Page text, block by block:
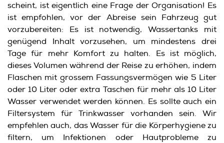
scheint, ist eigentlich eine Frage der Organisation! Es
ist empfohlen, vor der Abreise sein Fahrzeug gut
vorzubereiten: Es ist notwendig, Wassertanks mit
genügend Inhalt vorzusehen, um mindestens drei
Tage für mehr Komfort zu halten. Es ist möglich,
dieses Volumen während der Reise zu erhöhen, indem
Flaschen mit grossem Fassungsvermögen wie 5 Liter
oder 10 Liter oder extra Taschen für mehr als 10 Liter
Wasser verwendet werden können. Es sollte auch ein
Filtersystem für Trinkwasser vorhanden sein. Wir
empfehlen auch, das Wasser für die Körperhygiene zu
filtern, um Infektionen oder Hautprobleme zu